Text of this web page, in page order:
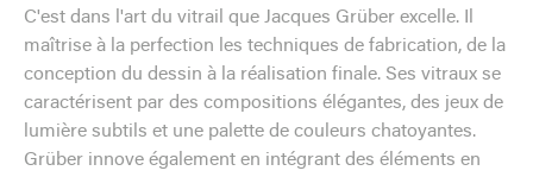
C'est dans l'art du vitrail que Jacques Grüber excelle. Il
maîtrise à la perfection les techniques de fabrication, de la
conception du dessin à la réalisation finale. Ses vitraux se
caractérisent par des compositions élégantes, des jeux de
lumière subtils et une palette de couleurs chatoyantes.
Grüber innove également en intégrant des éléments en